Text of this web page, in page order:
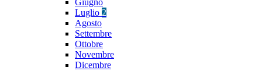
Giugno
Luglio 2
Agosto
Settembre
Ottobre
Novembre
Dicembre